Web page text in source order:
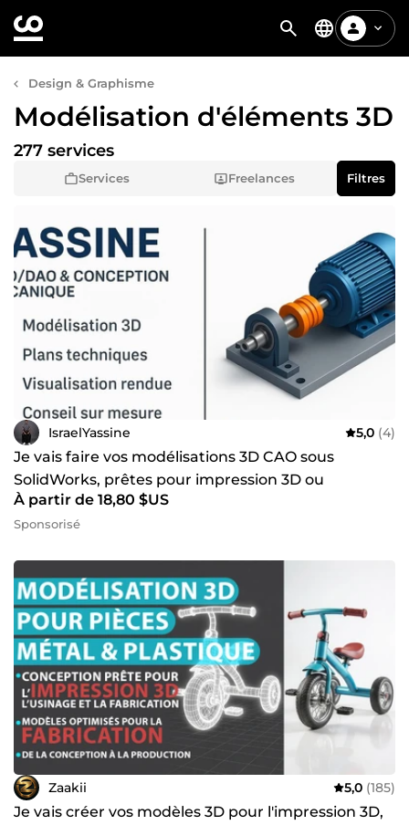
Design & Graphisme
Modélisation d'éléments 3D
Services Freelances
277 services
Filtres
IsraelYassine 5,0 (4)
Je vais faire vos modélisations 3D CAO sous
SolidWorks, prêtes pour impression 3D ou
fabrication
À partir de 18,80 $US
Sponsorisé
Zaakii 5,0 (185)
Je vais créer vos modèles 3D pour l'impression 3D,